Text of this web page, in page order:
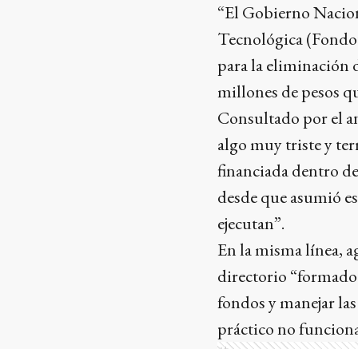
“El Gobierno
Tecnológica
para la eliminación
millones de pesos
Consultado por el
algo muy triste y
financiada dentro
desde que asumió
ejecutan”.
En la misma línea,
directorio “formado
fondos y manejar
práctico no